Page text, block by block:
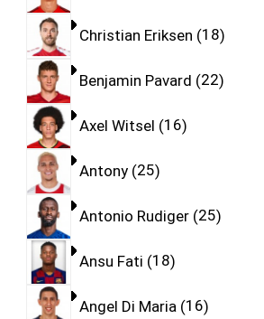
Christian Eriksen 18
Benjamin Pavard 22
Axel Witsel 16
Antony 25
Antonio Rudiger 25
Ansu Fati 18
Angel Di Maria 16